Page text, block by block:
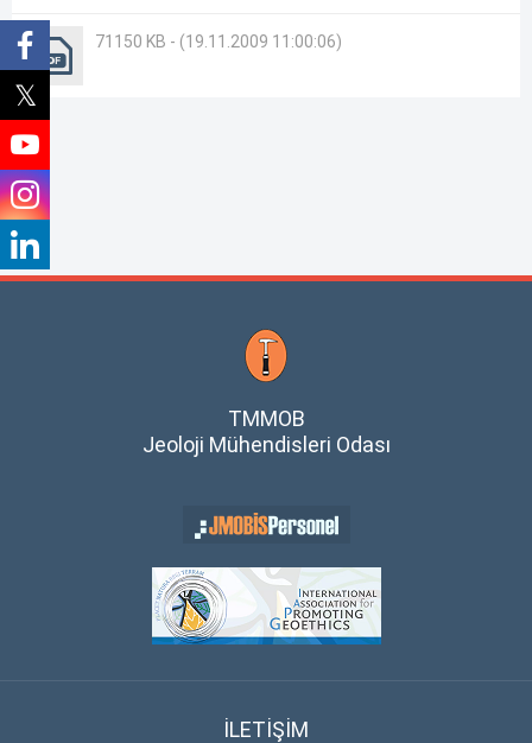
71150 KB - (19.11.2009 11:00:06)
TMMOB
Jeoloji Mühendisleri Odası
İLETİŞİM